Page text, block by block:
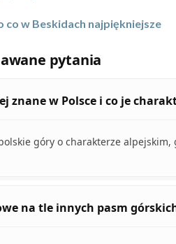
co w Beskidach najpiękniejsze
pytania
znane w Polsce i co je
góry o charakterze
na tle innych pasm